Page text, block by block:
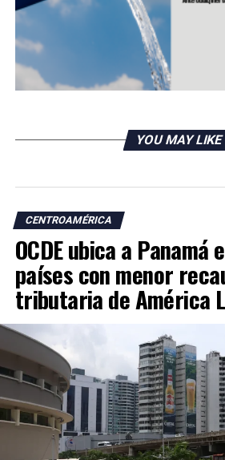
Costa Rica da marcha atrás en
aumento de casos de COVID
DON'T MISS
El Salvador reporta caída de
de 2020
YOU MAY LIKE
CENTROAMÉRICA
OCDE ubica a Panamá
países con menor
tributaria de América